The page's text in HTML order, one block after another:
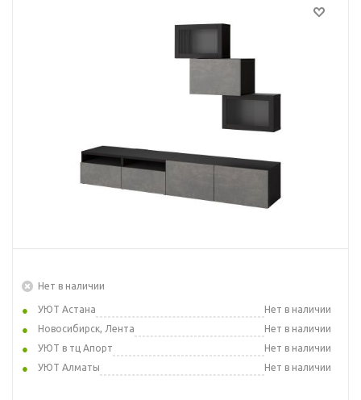
Нет в наличии
УЮТ Астана
Нет в наличии
Новосибирск, Лента
Нет в наличии
УЮТ в тц Апорт
Нет в наличии
УЮТ Алматы
Нет в наличии